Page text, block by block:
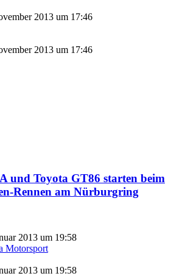
2013 um 17:46
2013 um 17:46
und Toyota GT86 starten beim
Rennen am Nürburgring
2013 um 19:58
Motorsport
2013 um 19:58